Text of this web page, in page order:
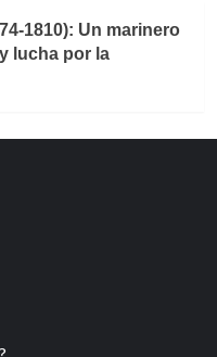
1810): Un marinero
lucha por la